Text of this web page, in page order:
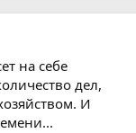
на себе
дел,
И